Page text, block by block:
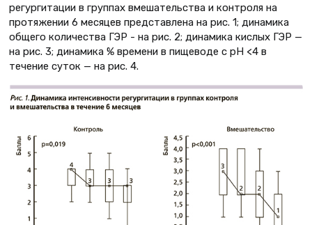
регургитации в группах вмешательства и контроля на
протяжении 6 месяцев представлена на рис. 1; динамика
общего количества ГЭР - на рис. 2; динамика кислых ГЭР —
на рис. 3; динамика % времени в пищеводе с рН <4 в
течение суток — на рис. 4.